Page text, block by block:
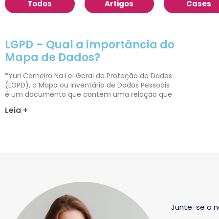
Todos Artigos Cases
LGPD – Qual a importância do
Mapa de Dados?
*Yuri Carneiro Na Lei Geral de Proteção de Dados
(LGPD), o Mapa ou Inventário de Dados Pessoais
é um documento que contém uma relação que
Leia +
Junte-se a